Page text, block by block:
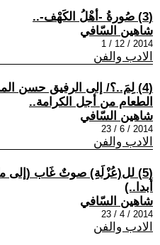
(3) صُورةُ -أهْلُ الكَهْف-..
شاهين السّافي
2014 / 12 / 1
الادب والفن
(4) لِمَ..؟/ إلى الرفيق حسن
الطعام من أجل الكرامة..
شاهين السّافي
2014 / 6 / 23
الادب والفن
(5) لل(عُزْلَةِ) صوتٌ غَاب (إلى
أبدا..)
شاهين السّافي
2014 / 4 / 23
الادب والفن